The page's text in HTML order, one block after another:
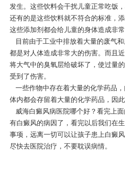
发生。这些饮料会干扰儿童正常吃饭
还有的是这些饮料就不符合的标准，
这些添加剂都会给儿童的身体造成非常
目前由于工业中排放着大量的废气
都是对人体造成非常大的伤害。而且
将大气中的臭氧层给破坏了，使过量
受到了伤害。
一些作物中存在着大量的化学药品
体内都会存留着大量的化学药品，因
威海白癜风病医院哪个好？看完上
有白癜风的病因了，看完以后我们在
事项，远离一切可以让孩子患上白癜
尽快去医院治疗，不要耽误病情。